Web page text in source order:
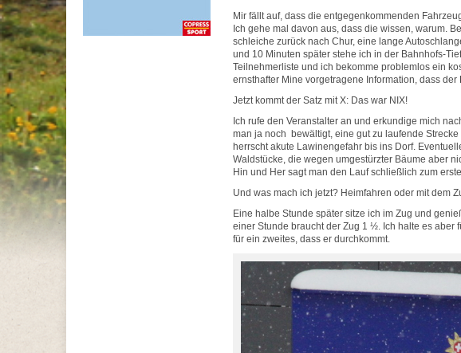
Mir fällt auf, dass die entgegenkommenden
Ich gehe mal davon aus, dass die wissen, warum.
schleiche zurück nach Chur, eine lange
und 10 Minuten später stehe ich in der Bahnhofs-
Teilnehmerliste und ich bekomme problemlos ein
ernsthafter Mine vorgetragene Information, dass
Jetzt kommt der Satz mit X: Das war NIX!
Ich rufe den Veranstalter an und erkundige mich
man ja noch bewältigt, eine gut zu laufende
herrscht akute Lawinengefahr bis ins Dorf.
Waldstücke, die wegen umgestürzter Bäume aber
Hin und Her sagt man den Lauf schließlich zum
Und was mach ich jetzt? Heimfahren oder mit dem
Eine halbe Stunde später sitze ich im Zug und
einer Stunde braucht der Zug 1 ½. Ich halte es aber
für ein zweites, dass er durchkommt.